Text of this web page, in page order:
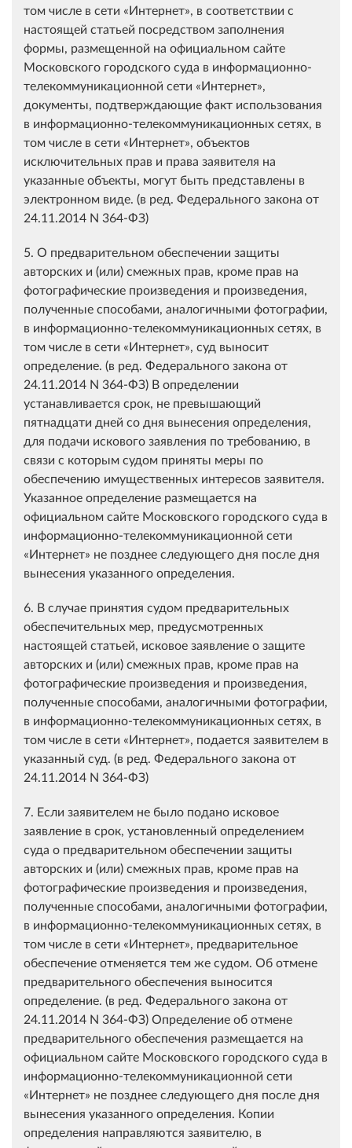
том числе в сети «Интернет», в соответствии с
настоящей статьей посредством заполнения
формы, размещенной на официальном сайте
Московского городского суда в информационно-
телекоммуникационной сети «Интернет»,
документы, подтверждающие факт использования
в информационно-телекоммуникационных сетях, в
том числе в сети «Интернет», объектов
исключительных прав и права заявителя на
указанные объекты, могут быть представлены в
электронном виде. (в ред. Федерального закона от
24.11.2014 N 364-ФЗ)
5. О предварительном обеспечении защиты
авторских и (или) смежных прав, кроме прав на
фотографические произведения и произведения,
полученные способами, аналогичными фотографии,
в информационно-телекоммуникационных сетях, в
том числе в сети «Интернет», суд выносит
определение. (в ред. Федерального закона от
24.11.2014 N 364-ФЗ) В определении
устанавливается срок, не превышающий
пятнадцати дней со дня вынесения определения,
для подачи искового заявления по требованию, в
связи с которым судом приняты меры по
обеспечению имущественных интересов заявителя.
Указанное определение размещается на
официальном сайте Московского городского суда в
информационно-телекоммуникационной сети
«Интернет» не позднее следующего дня после дня
вынесения указанного определения.
6. В случае принятия судом предварительных
обеспечительных мер, предусмотренных
настоящей статьей, исковое заявление о защите
авторских и (или) смежных прав, кроме прав на
фотографические произведения и произведения,
полученные способами, аналогичными фотографии,
в информационно-телекоммуникационных сетях, в
том числе в сети «Интернет», подается заявителем в
указанный суд. (в ред. Федерального закона от
24.11.2014 N 364-ФЗ)
7. Если заявителем не было подано исковое
заявление в срок, установленный определением
суда о предварительном обеспечении защиты
авторских и (или) смежных прав, кроме прав на
фотографические произведения и произведения,
полученные способами, аналогичными фотографии,
в информационно-телекоммуникационных сетях, в
том числе в сети «Интернет», предварительное
обеспечение отменяется тем же судом. Об отмене
предварительного обеспечения выносится
определение. (в ред. Федерального закона от
24.11.2014 N 364-ФЗ) Определение об отмене
предварительного обеспечения размещается на
официальном сайте Московского городского суда в
информационно-телекоммуникационной сети
«Интернет» не позднее следующего дня после дня
вынесения указанного определения. Копии
определения направляются заявителю, в